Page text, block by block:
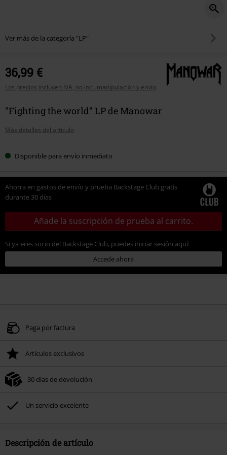
Ver más de la categoría "LP"
36,99 €
Los precios incluyen IVA, no incl. manipulación y envío
"Fighting the world" LP de Manowar
Más detalles del artículo
Disponible para envío inmediato
Ahorra en gastos de envío y prueba Backstage Club gratis
durante 30 días
Añade la suscripción de prueba al carrito.
Si ya eres socio del Backstage Club, puedes iniciar sesión aquí:
Accede ahora
Paga por factura
Artículos exclusivos
30 días de devolución
Un servicio excelente
Descripción de artículo